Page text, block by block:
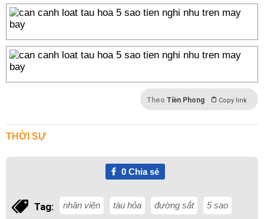
Theo Tiền Phong Copy link
THỜI SỰ
0Chia sẻ
Tag: nhân viên tàu hỏa đường sắt 5 sao